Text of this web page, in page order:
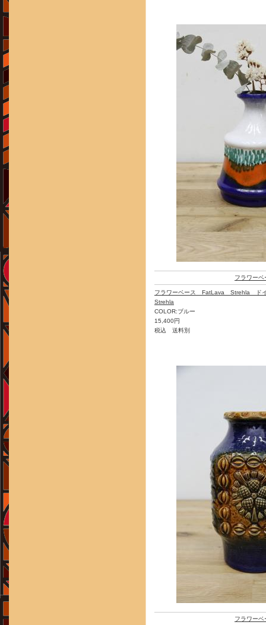
フラワーベ
フラワーベース FatLava Strehla ド
Strehla
COLOR:ブルー
15,400円
税込 送料別
フラワーベ